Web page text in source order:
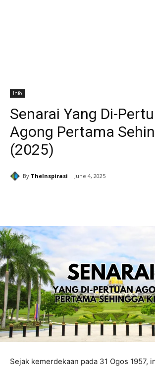
Info
Senarai Yang Di-
Agong Pertama
(2025)
By TheInspirasi June 4, 2025
Sejak kemerdekaan pada 31 Ogos 1957,